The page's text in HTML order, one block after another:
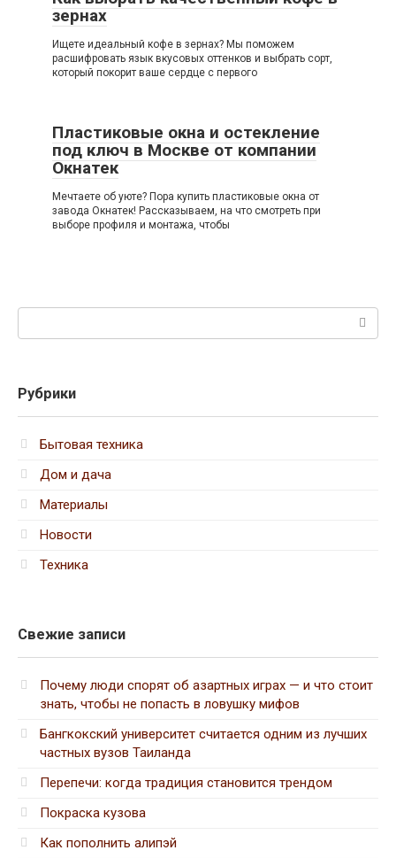
зернах
Ищете идеальный кофе в зернах? Мы поможем
расшифровать язык вкусовых оттенков и выбрать сорт,
который покорит ваше сердце с первого
Пластиковые окна и остекление
под ключ в Москве от компании
Окнатек
Мечтаете об уюте? Пора купить пластиковые окна от
завода Окнатек! Рассказываем, на что смотреть при
выборе профиля и монтажа, чтобы
Рубрики
Бытовая техника
Дом и дача
Материалы
Новости
Техника
Свежие записи
Почему люди спорят об азартных играх — и что стоит
знать, чтобы не попасть в ловушку мифов
Бангкокский университет считается одним из лучших
частных вузов Таиланда
Перепечи: когда традиция становится трендом
Покраска кузова
Как пополнить алипэй